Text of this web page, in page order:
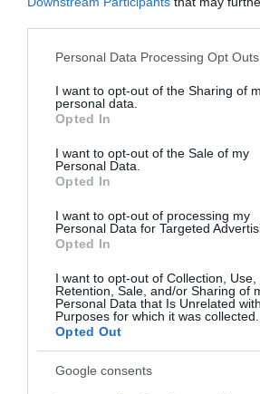
Please note that this website/app uses
not limited to your visit or usage
grant or deny consent to Google and its
use your data for below specified
consent section.
Personal Data Processing Opt Outs
I want to opt-out of the Sharing of
personal data.
Opted In
I want to opt-out of the Sale of my
Personal Data.
Opted In
I want to opt-out of processing my
Personal Data for Targeted
Opted In
I want to opt-out of Collection, Use,
Retention, Sale, and/or Sharing of
Personal Data that Is Unrelated
Purposes for which it was collected.
Opted Out
Google consents
AILLEURS SUR LE WEB